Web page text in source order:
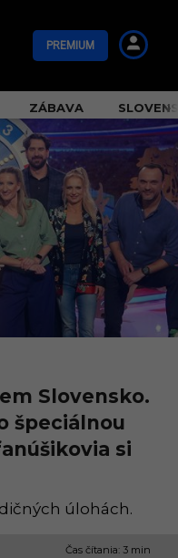
PREMIUM
ZÁBAVA
Slovensko.
špeciálnou
si
úlohách.
Čas čítania: 3 min